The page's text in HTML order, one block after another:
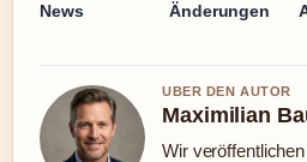
News
Änderungen
UBER DEN AUTOR
Maximilian
Wir